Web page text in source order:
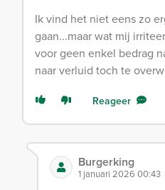
Ik vind het niet eens zo
gaan...maar wat mij
voor geen enkel bedrag
naar verluid toch te
Reageer
Burgerking
1 januari 2026 00:43